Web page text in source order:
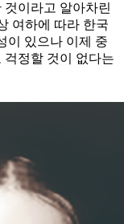
이라고 알아차린
여하에 따라 한국
이 있으나 이제 중
정할 것이 없다는